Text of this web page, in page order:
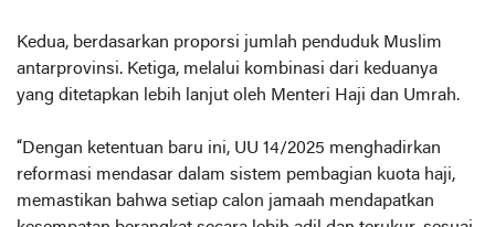
Kedua, berdasarkan proporsi jumlah penduduk Muslim
antarprovinsi. Ketiga, melalui kombinasi dari keduanya
yang ditetapkan lebih lanjut oleh Menteri Haji dan Umrah.
“Dengan ketentuan baru ini, UU 14/2025 menghadirkan
reformasi mendasar dalam sistem pembagian kuota haji,
memastikan bahwa setiap calon jamaah mendapatkan